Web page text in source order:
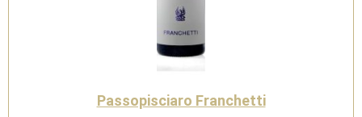
Passopisciaro Franchetti